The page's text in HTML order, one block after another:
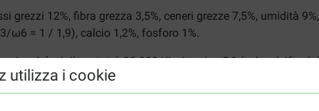
utilizza i cookie
grezzi 12%, fibra grezza 3,5%, ceneri grezze 7,5%, umidità
ω6 = 1 / 1,9), calcio 1,2%, fosforo 1%.
A (retinil acetato) 20.000 UI, vitamina D3
di ferro monoidrato 130 mg, ossido di manganese 42
naturali.Additivi sensoriali: Estratti di rosmarino